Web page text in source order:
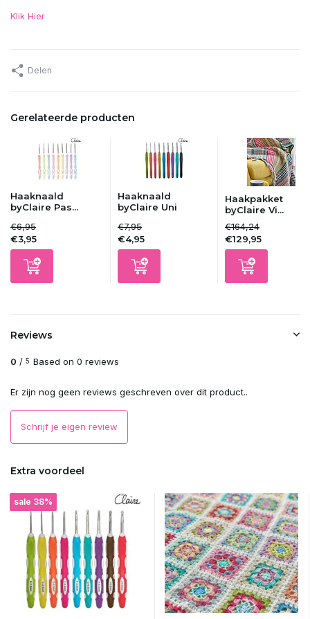
Klik Hier
Delen
Gerelateerde producten
Haaknaald
byClaire Pas...
€6,95
€3,95
Haaknaald
byClaire Uni
€7,95
€4,95
Haakpakket
byClaire Vi...
€164,24
€129,95
Reviews
0 / 5 Based on 0 reviews
Er zijn nog geen reviews geschreven over dit product..
Schrijf je eigen review
Extra voordeel
sale 38%